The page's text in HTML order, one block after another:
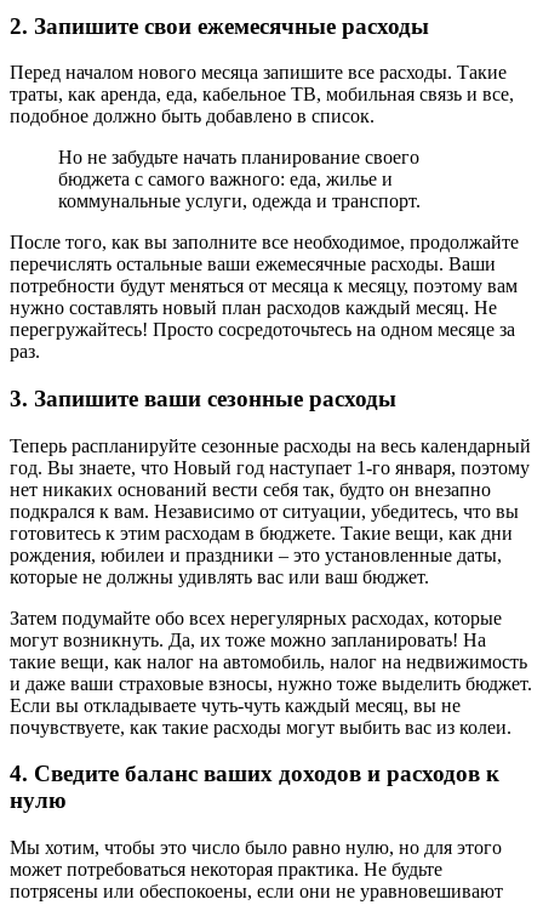
2. Запишите свои ежемесячные расходы
Перед началом нового месяца запишите все расходы. Такие
траты, как аренда, еда, кабельное ТВ, мобильная связь и все,
подобное должно быть добавлено в список.
Но не забудьте начать планирование своего
бюджета с самого важного: еда, жилье и
коммунальные услуги, одежда и транспорт.
После того, как вы заполните все необходимое, продолжайте
перечислять остальные ваши ежемесячные расходы. Ваши
потребности будут меняться от месяца к месяцу, поэтому вам
нужно составлять новый план расходов каждый месяц. Не
перегружайтесь! Просто сосредоточьтесь на одном месяце за
раз.
3. Запишите ваши сезонные расходы
Теперь распланируйте сезонные расходы на весь календарный
год. Вы знаете, что Новый год наступает 1-го января, поэтому
нет никаких оснований вести себя так, будто он внезапно
подкрался к вам. Независимо от ситуации, убедитесь, что вы
готовитесь к этим расходам в бюджете. Такие вещи, как дни
рождения, юбилеи и праздники – это установленные даты,
которые не должны удивлять вас или ваш бюджет.
Затем подумайте обо всех нерегулярных расходах, которые
могут возникнуть. Да, их тоже можно запланировать! На
такие вещи, как налог на автомобиль, налог на недвижимость
и даже ваши страховые взносы, нужно тоже выделить бюджет.
Если вы откладываете чуть-чуть каждый месяц, вы не
почувствуете, как такие расходы могут выбить вас из колеи.
4. Сведите баланс ваших доходов и расходов к
нулю
Мы хотим, чтобы это число было равно нулю, но для этого
может потребоваться некоторая практика. Не будьте
потрясены или обеспокоены, если они не уравновешивают